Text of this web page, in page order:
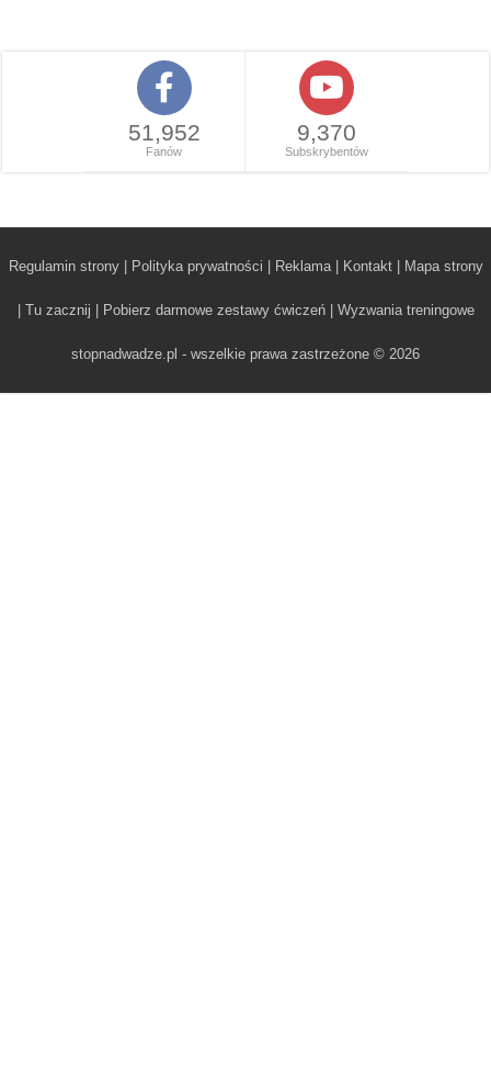
51,952
Fanów
9,370
Subskrybentów
Regulamin strony| Polityka prywatności Reklama| Kontakt| Mapa strony
Tu zacznij Pobierz darmowe zestawy ćwiczeń| Wyzwania treningowe
stopnadwadze.pl - wszelkie prawa zastrzeżone © 2026